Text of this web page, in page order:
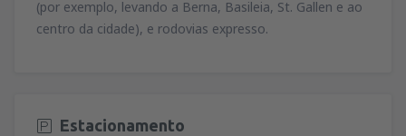
(por exemplo, levando a Berna, Basileia, St. Gallen e ao
centro da cidade), e rodovias expresso.
Estacionamento